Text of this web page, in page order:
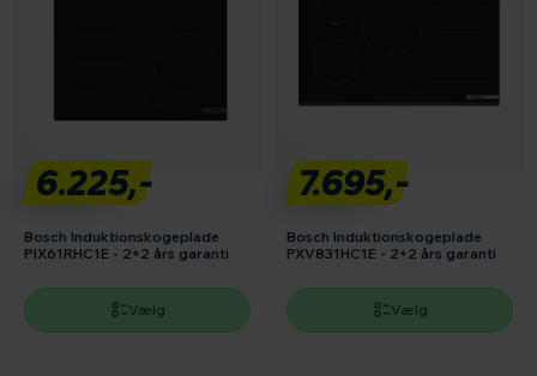
6.225,-
Bosch Induktionskogeplade
PIX61RHC1E - 2+2 års garanti
Vælg
7.695,-
Bosch Induktionskogeplade
PXV831HC1E - 2+2 års garanti
Vælg